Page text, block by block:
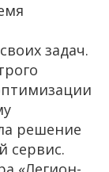
задач.
решение
сервис.